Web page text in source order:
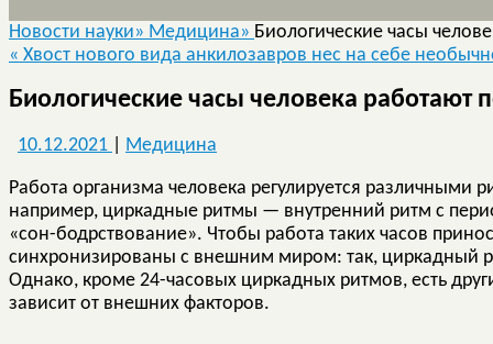
Новости науки» Медицина» Биологические часы
« Хвост нового вида анкилозавров нес на себе
Биологические часы человека работают
10.12.2021 Медицина
Работа организма человека регулируется
например, циркадные ритмы — внутренний ритм с
«сон-бодрствование». Чтобы работа таких часов
синхронизированы с внешним миром: так, циркадный
Однако, кроме 24-часовых циркадных ритмов, есть
зависит от внешних факторов.